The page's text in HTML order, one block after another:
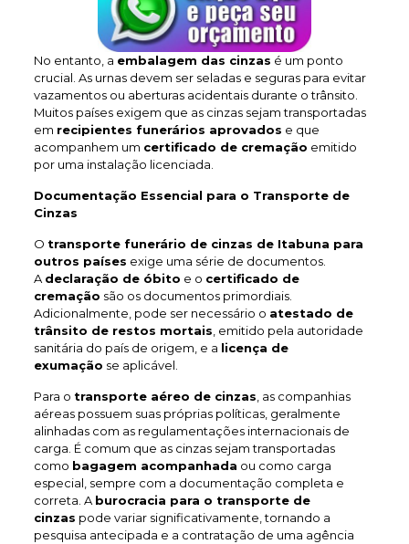
No entanto, a embalagem das cinzas é um ponto
crucial. As urnas devem ser seladas e seguras para evitar
vazamentos ou aberturas acidentais durante o trânsito.
Muitos países exigem que as cinzas sejam transportadas
em recipientes funerários aprovados e que
acompanhem um certificado de cremação emitido
por uma instalação licenciada.
Documentação Essencial para o Transporte de
Cinzas
O transporte funerário de cinzas de Itabuna para
outros países exige uma série de documentos.
A declaração de óbito e o certificado de
cremação são os documentos primordiais.
Adicionalmente, pode ser necessário o atestado de
trânsito de restos mortais , emitido pela autoridade
sanitária do país de origem, e a licença de
exumação se aplicável.
Para o transporte aéreo de cinzas , as companhias
aéreas possuem suas próprias políticas, geralmente
alinhadas com as regulamentações internacionais de
carga. É comum que as cinzas sejam transportadas
como bagagem acompanhada ou como carga
especial, sempre com a documentação completa e
correta. A burocracia para o transporte de
cinzas pode variar significativamente, tornando a
pesquisa antecipada e a contratação de uma agência